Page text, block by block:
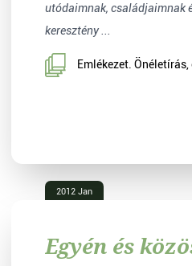
utódaimnak, családjaimnak
keresztény ...
Emlékezet.
2012 Jan
Egyén és